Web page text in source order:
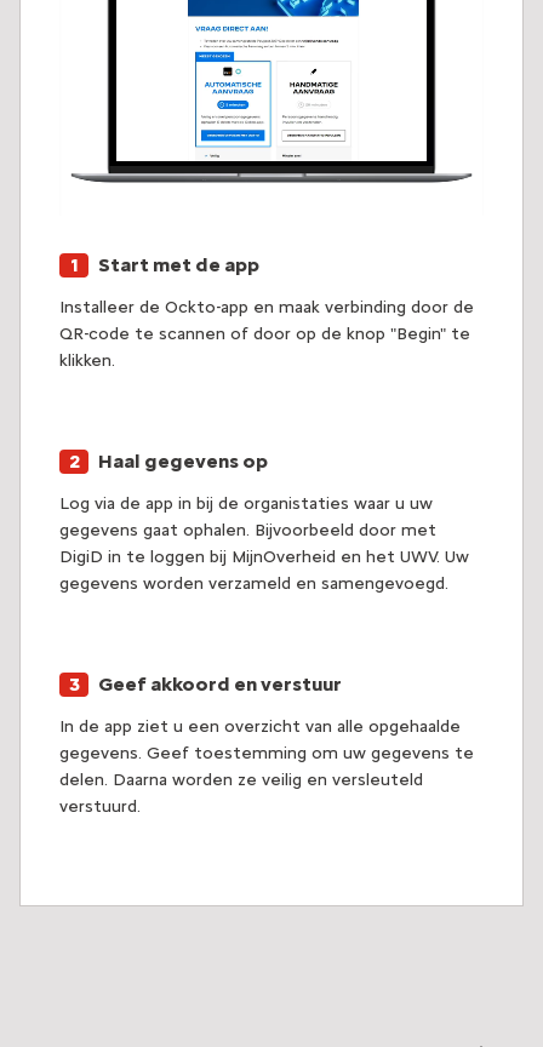
Start met de app
Installeer de Ockto-app en maak verbinding door de
QR-code te scannen of door op de knop "Begin" te
klikken.
Haal gegevens op
Log via de app in bij de organistaties waar u uw
gegevens gaat ophalen. Bijvoorbeeld door met
DigiD in te loggen bij MijnOverheid en het UWV. Uw
gegevens worden verzameld en samengevoegd.
Geef akkoord en verstuur
In de app ziet u een overzicht van alle opgehaalde
gegevens. Geef toestemming om uw gegevens te
delen. Daarna worden ze veilig en versleuteld
verstuurd.